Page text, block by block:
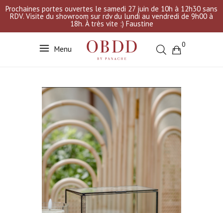
Prochaines portes ouvertes le samedi 27 juin de 10h à 12h30 sans
RDV. Visite du showroom sur rdv du lundi au vendredi de 9h00 à
18h. À très vite :) Faustine
Menu
0